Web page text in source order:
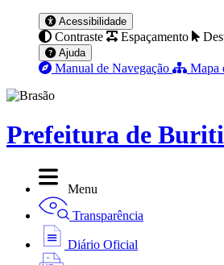
Acessibilidade
Contraste Espaçamento
Ajuda
Manual de Navegação Mapa
Prefeitura de
Menu
Transparência
Diário Oficial